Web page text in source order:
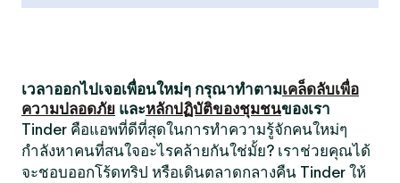
เวลาออกไปเจอเพื่อนใหม่ๆ กรุณาทำตามเคล็ดลับเพื่อ
ความปลอดภัย และหลักปฏิบัติของชุมชนของเรา
Tinder คือแอพที่ดีที่สุดในการทำความรู้จักคนใหม่ๆ
กำลังหาคนที่สนใจอะไรคล้ายกันใช่มั้ย? เราช่วยคุณได้
จะชอบออกโร้ดทริป หรือเดินตลาดกลางคืน Tinder ให้